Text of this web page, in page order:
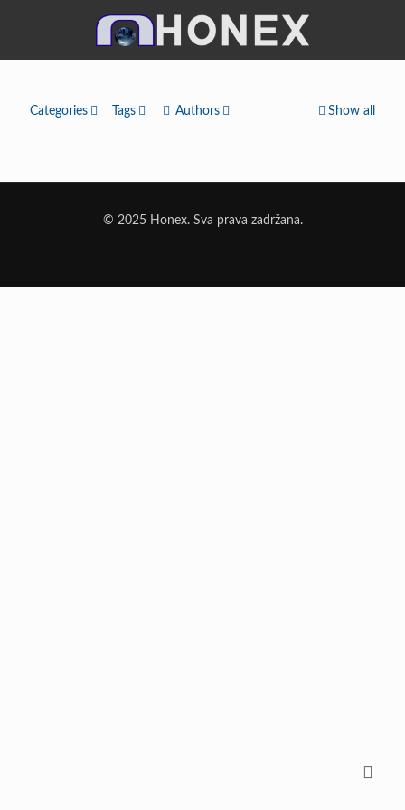
Categories Tags Authors Show all
© 2025 Honex. Sva prava zadržana.